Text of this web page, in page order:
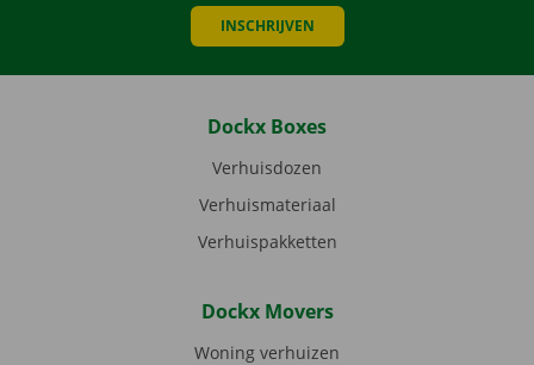
INSCHRIJVEN
Dockx Boxes
Verhuisdozen
Verhuismateriaal
Verhuispakketten
Dockx Movers
Woning verhuizen